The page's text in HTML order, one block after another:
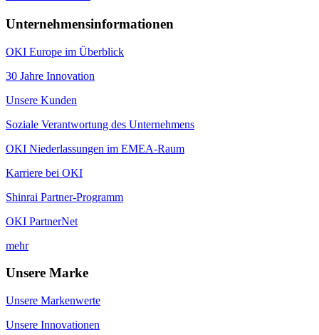
Unternehmensinformationen
OKI Europe im Überblick
30 Jahre Innovation
Unsere Kunden
Soziale Verantwortung des Unternehmens
OKI Niederlassungen im EMEA-Raum
Karriere bei OKI
Shinrai Partner-Programm
OKI PartnerNet
mehr
Unsere Marke
Unsere Markenwerte
Unsere Innovationen